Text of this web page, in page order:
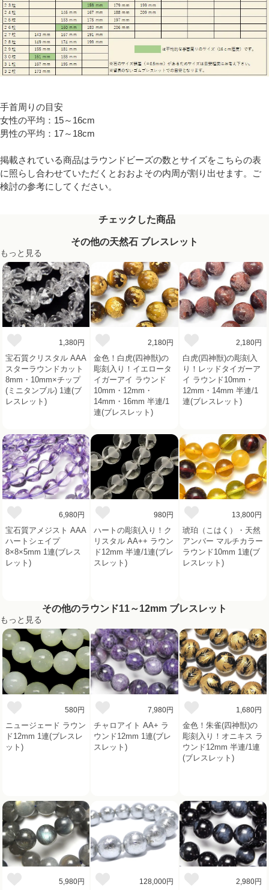
手首周りの目安
女性の平均：15～16cm
男性の平均：17～18cm
掲載されている商品はラウンドビーズの数とサイズをこちらの表
に照らし合わせていただくとおおよその内周が割り出せます。ご
検討の参考にしてください。
チェックした商品
その他の天然石 ブレスレット
もっと見る
1,380円
宝石質クリスタル AAA
スターラウンドカット
8mm・10mm×チップ
(ミニタンブル) 1連(ブ
レスレット)
2,180円
金色！白虎(四神獣)の
彫刻入り！イエロータ
イガーアイ ラウンド
10mm・12mm・
14mm・16mm 半連/1
連(ブレスレット)
2,180円
白虎(四神獣)の彫刻入
り！レッドタイガーア
イ ラウンド10mm・
12mm・14mm 半連/1
連(ブレスレット)
6,980円
宝石質アメジスト AAA
ハートシェイプ
8×8×5mm 1連(ブレス
レット)
980円
ハートの彫刻入り！ク
リスタル AA++ ラウン
ド12mm 半連/1連(ブレ
スレット)
13,800円
琥珀（こはく）・天然
アンバー マルチカラー
ラウンド10mm 1連(ブ
レスレット)
その他のラウンド11～12mm ブレスレット
もっと見る
580円
ニュージェード ラウン
ド12mm 1連(ブレスレ
ット)
7,980円
チャロアイト AA+ ラ
ウンド12mm 1連(ブレ
スレット)
1,680円
金色！朱雀(四神獣)の
彫刻入り！オニキス ラ
ウンド12mm 半連/1連
(ブレスレット)
5,980円 128,000円 2,980円